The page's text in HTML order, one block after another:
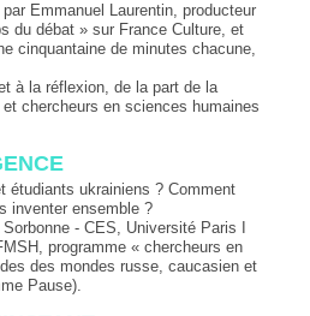
Emmanuel Laurentin, producteur
du débat » sur France Culture, et
cinquantaine de minutes chacune,
à la réflexion, de la part de la
chercheurs en sciences humaines
étudiants ukrainiens ? Comment
inventer ensemble ?
- CES, Université Paris I
programme « chercheurs en
des mondes russe, caucasien et
Pause).